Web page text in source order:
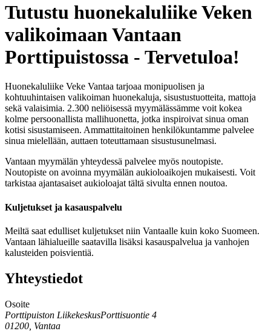
Tutustu huonekaluliike Veken
valikoimaan Vantaan
Porttipuistossa - Tervetuloa!
Huonekaluliike Veke Vantaa tarjoaa monipuolisen ja
kohtuuhintaisen valikoiman huonekaluja, sisustustuotteita, mattoja
sekä valaisimia. 2.300 neliöisessä myymälässämme voit kokea
kolme persoonallista mallihuonetta, jotka inspiroivat sinua oman
kotisi sisustamiseen. Ammattitaitoinen henkilökuntamme palvelee
sinua mielellään, auttaen toteuttamaan sisustusunelmasi.
Vantaan myymälän yhteydessä palvelee myös noutopiste.
Noutopiste on avoinna myymälän aukioloaikojen mukaisesti. Voit
tarkistaa ajantasaiset aukioloajat tältä sivulta ennen noutoa.
Kuljetukset ja kasauspalvelu
Meiltä saat edulliset kuljetukset niin Vantaalle kuin koko Suomeen.
Vantaan lähialueille saatavilla lisäksi kasauspalvelua ja vanhojen
kalusteiden poisvientiä.
Yhteystiedot
Osoite
Porttipuiston LiikekeskusPorttisuontie 4
01200, Vantaa